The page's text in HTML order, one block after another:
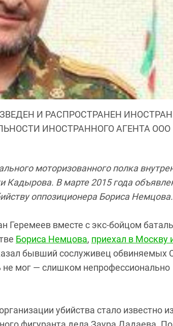
И РАСПРОСТРАНЕН
ИНОСТРАННОГО АГЕНТА ООО
моторизованного полка
В марте 2015 года
оппозиционера Бориса Немцова.
Геремеев вместе с экс-бойцом
Бориса Немцова, приехал в Москву
бывший сослуживец обвиняемых
не мог — слишком непрофессионально
убийства стало известно